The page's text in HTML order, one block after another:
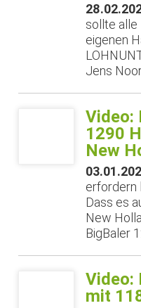
sollte alle
eigenen
Jens
Video:
1290
New
erfordern
Dass es
New
BigBaler
Video:
mit